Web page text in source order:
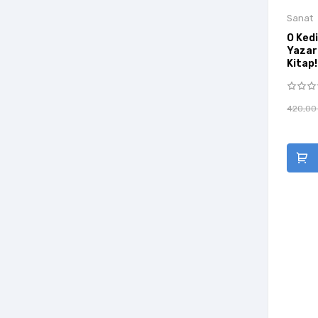
Sanat
O
Kitap!
420,00